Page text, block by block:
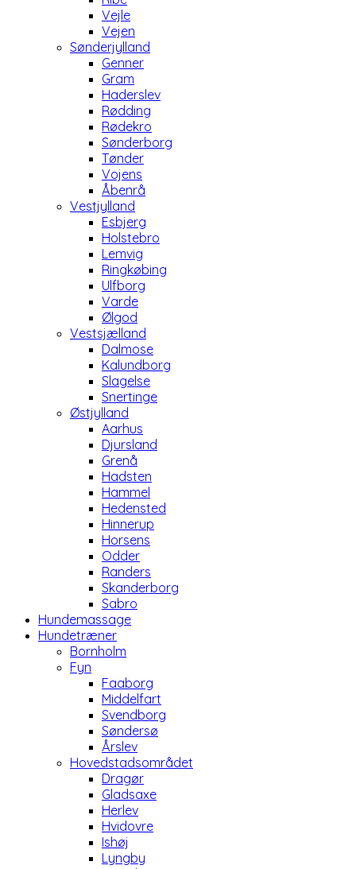
Vejle
Vejen
Sønderjylland
Genner
Gram
Haderslev
Rødding
Rødekro
Sønderborg
Tønder
Vojens
Åbenrå
Vestjylland
Esbjerg
Holstebro
Lemvig
Ringkøbing
Ulfborg
Varde
Ølgod
Vestsjælland
Dalmose
Kalundborg
Slagelse
Snertinge
Østjylland
Aarhus
Djursland
Grenå
Hadsten
Hammel
Hedensted
Hinnerup
Horsens
Odder
Randers
Skanderborg
Sabro
Hundemassage
Hundetræner
Bornholm
Fyn
Faaborg
Middelfart
Svendborg
Søndersø
Årslev
Hovedstadsområdet
Dragør
Gladsaxe
Herlev
Hvidovre
Ishøj
Lyngby